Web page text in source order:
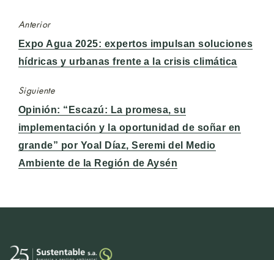
Anterior
Entrada
anterior:
Expo Agua 2025: expertos impulsan soluciones
hídricas y urbanas frente a la crisis climática
Siguiente
Entrada
siguiente:
Opinión: “Escazú: La promesa, su
implementación y la oportunidad de soñar en
grande” por Yoal Díaz, Seremi del Medio
Ambiente de la Región de Aysén